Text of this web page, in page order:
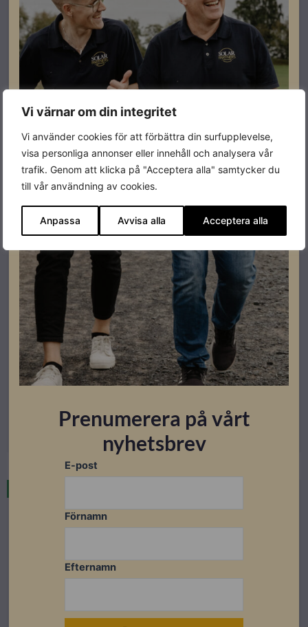
Vi värnar om din integritet
Vi använder cookies för att förbättra din surfupplevelse,
visa personliga annonser eller innehåll och analysera vår
trafik. Genom att klicka på "Acceptera alla" samtycker du
till vår användning av cookies.
Anpassa Avvisa alla Acceptera alla
KOSTAL PLENTICORE G3 – M
Lev. artikelnummer: 10543198
Artikelnummer: 201206
Läs mer
Kampanj
Fyndhörna
KOSTAL PLENTICORE G3 – L
Lev. artikelnummer: 10541199
I lager
Läs mer
Utförsäljning
Prenumerera på vårt
nyhetsbrev
E-post
Förnamn
Efternamn